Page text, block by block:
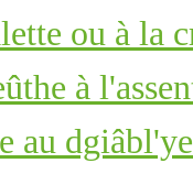
ou à la
à
au